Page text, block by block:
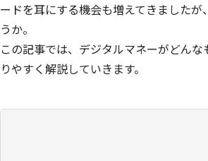
ードを耳にする機会も増えてきました
うか。
この記事では、デジタルマネーがどん
りやすく解説していきます。